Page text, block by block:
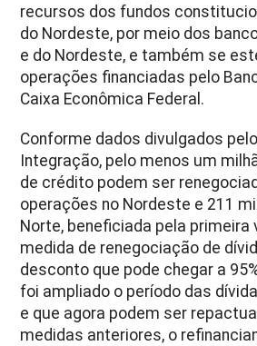
recursos dos fundos
do Nordeste, por meio dos
e do Nordeste, e também se
operações financiadas pelo
Caixa Econômica Federal.
Conforme dados divulgados
Integração, pelo menos um
de crédito podem ser
operações no Nordeste e 211
Norte, beneficiada pela primeira
medida de renegociação de
desconto que pode chegar a
foi ampliado o período das
e que agora podem ser
medidas anteriores, o